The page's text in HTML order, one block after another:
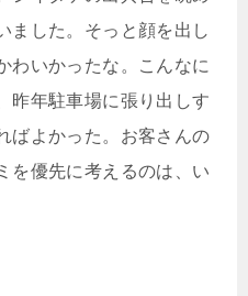
ました。そっと顔を出し
わいかったな。こんなに
昨年駐車場に張り出しす
ばよかった。お客さんの
を優先に考えるのは、い